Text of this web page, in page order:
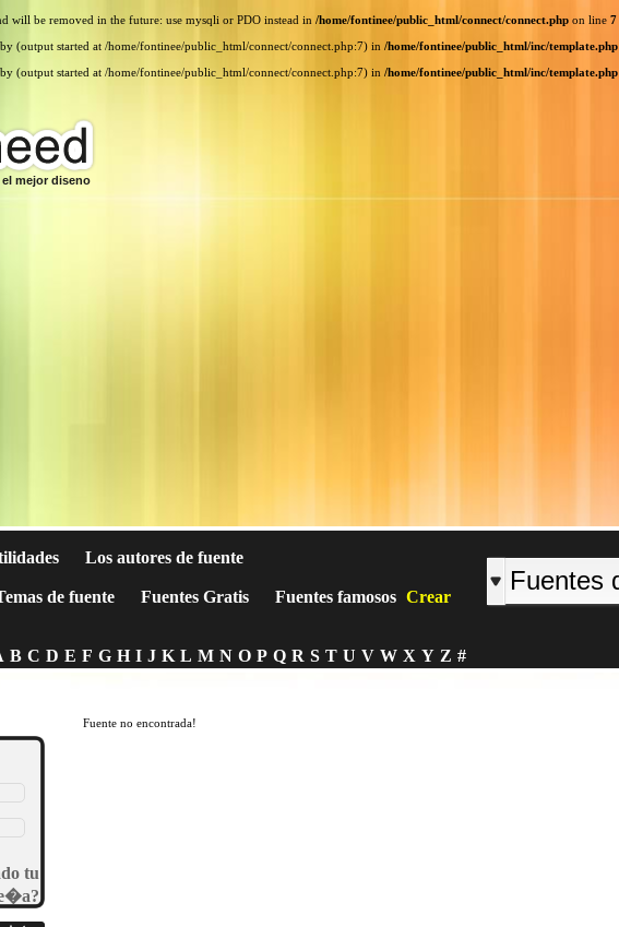
will be removed in the future: use mysqli or PDO instead in /home/fontinee/public_html/connect/connect.php on line 7
(output started at /home/fontinee/public_html/connect/connect.php:7) in /home/fontinee/public_html/inc/template.php
(output started at /home/fontinee/public_html/connect/connect.php:7) in /home/fontinee/public_html/inc/template.php
mejor diseno
Los autores de fuente
de fuente Fuentes Gratis Fuentes famosos Crear
B C D E F G H I J K L M N O P Q R S T U V W X Y Z #
tu
Fuente no encontrada!